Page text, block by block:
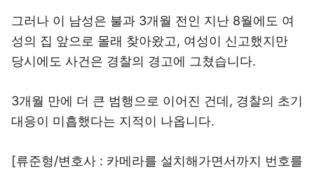
그러나 이 남성은 불과 3개월 전인 지난 8월에도 여
성의 집 앞으로 몰래 찾아왔고, 여성이 신고했지만
당시에도 사건은 경찰의 경고에 그쳤습니다.
3개월 만에 더 큰 범행으로 이어진 건데, 경찰의 초기
대응이 미흡했다는 지적이 나옵니다.
[류준형/변호사 : 카메라를 설치해가면서까지 번호를